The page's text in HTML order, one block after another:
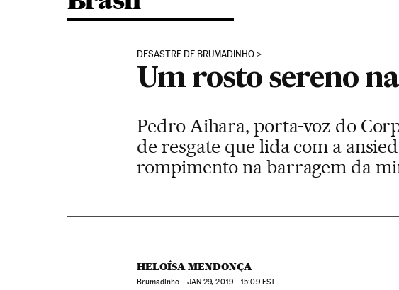
DESASTRE DE BRUMADINHO
Um rosto sereno
Pedro Aihara, porta-voz do
de resgate que lida com a
rompimento na barragem da
HELOÍSA MENDONÇA
Brumadinho - JAN29, 2019 - 15:09EST